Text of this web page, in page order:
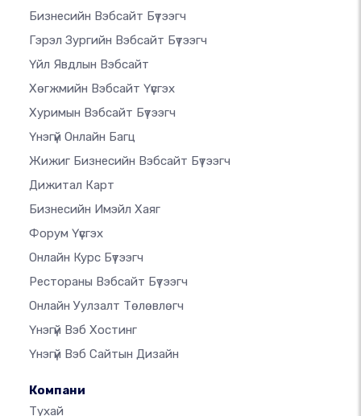
Бизнесийн Вэбсайт Бүтээгч
Гэрэл Зургийн Вэбсайт Бүтээгч
Үйл Явдлын Вэбсайт
Хөгжмийн Вэбсайт Үүсгэх
Хуримын Вэбсайт Бүтээгч
Үнэгүй Онлайн Багц
Жижиг Бизнесийн Вэбсайт Бүтээгч
Дижитал Карт
Бизнесийн Имэйл Хаяг
Форум Үүсгэх
Онлайн Курс Бүтээгч
Рестораны Вэбсайт Бүтээгч
Онлайн Уулзалт Төлөвлөгч
Үнэгүй Вэб Хостинг
Үнэгүй Вэб Сайтын Дизайн
Компани
Тухай